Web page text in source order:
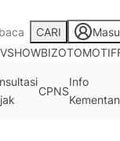
CARI
SHOWBIZOTOMOTIF
CPNS
Info
Kementan